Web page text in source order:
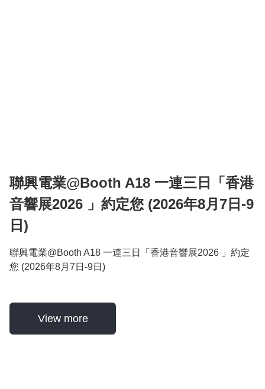
聯興電業@Booth A18 一連三日「香港
音響展2026 」約定您 (2026年8月7日-9
日)
聯興電業@Booth A18 一連三日「香港音響展2026 」約定
您 (2026年8月7日-9日)
View more